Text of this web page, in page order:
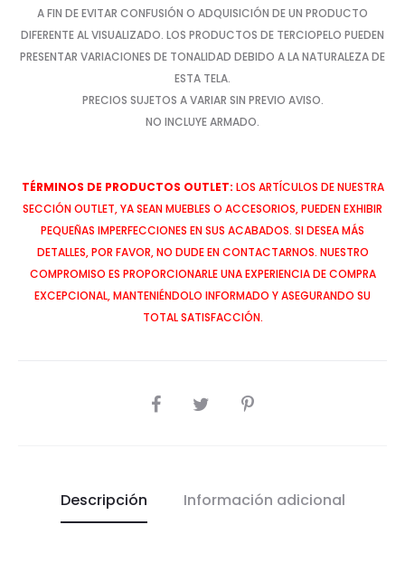
A FIN DE EVITAR CONFUSIÓN O ADQUISICIÓN DE UN PRODUCTO
DIFERENTE AL VISUALIZADO. LOS PRODUCTOS DE TERCIOPELO PUEDEN
PRESENTAR VARIACIONES DE TONALIDAD DEBIDO A LA NATURALEZA DE
ESTA TELA.
PRECIOS SUJETOS A VARIAR SIN PREVIO AVISO.
NO INCLUYE ARMADO.
TÉRMINOS DE PRODUCTOS OUTLET: LOS ARTÍCULOS DE NUESTRA
SECCIÓN OUTLET, YA SEAN MUEBLES O ACCESORIOS, PUEDEN EXHIBIR
PEQUEÑAS IMPERFECCIONES EN SUS ACABADOS. SI DESEA MÁS
DETALLES, POR FAVOR, NO DUDE EN CONTACTARNOS. NUESTRO
COMPROMISO ES PROPORCIONARLE UNA EXPERIENCIA DE COMPRA
EXCEPCIONAL, MANTENIÉNDOLO INFORMADO Y ASEGURANDO SU
TOTAL SATISFACCIÓN.
SHARE
Descripción Información adicional